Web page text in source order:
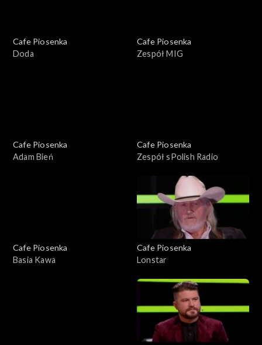
Cafe Piosenka
Doda
Cafe Piosenka
Zespół MIG
Cafe Piosenka
Adam Bień
Cafe Piosenka
Zespół sPolish Radio
Cafe Piosenka
Basia Kawa
Cafe Piosenka
Lonstar